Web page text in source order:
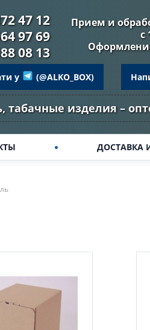
47 12
97 69
08 13
Прием и
с
у (@ALKO_BOX)
табачные изделия –
ДОСТАВКА